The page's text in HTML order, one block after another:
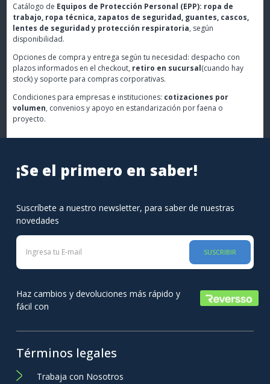
Catálogo de Equipos de Protección Personal (EPP): ropa de
trabajo, ropa técnica, zapatos de seguridad, guantes, cascos,
lentes de seguridad y protección respiratoria, según
disponibilidad.
Opciones de compra y entrega según tu necesidad: despacho con
plazos informados en el checkout, retiro en sucursal(cuando hay
stock) y soporte para compras corporativas.
Condiciones para empresas e instituciones: cotizaciones por
volumen, convenios y apoyo en estandarización por faena o
proyecto.
¡Se el primero en saber!
Suscríbete a nuestro newsletter, para saber de nuestras
novedades
SUSCRIBIR
Haz cambios y devoluciones más rápido y
fácil con
Términos legales
Trabaja con Nosotros